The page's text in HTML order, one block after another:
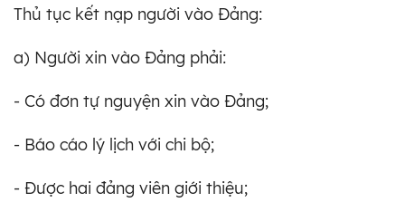
Thủ tục kết nạp người vào Đảng:
a) Người xin vào Đảng phải:
- Có đơn tự nguyện xin vào Đảng;
- Báo cáo lý lịch với chi bộ;
- Được hai đảng viên giới thiệu;